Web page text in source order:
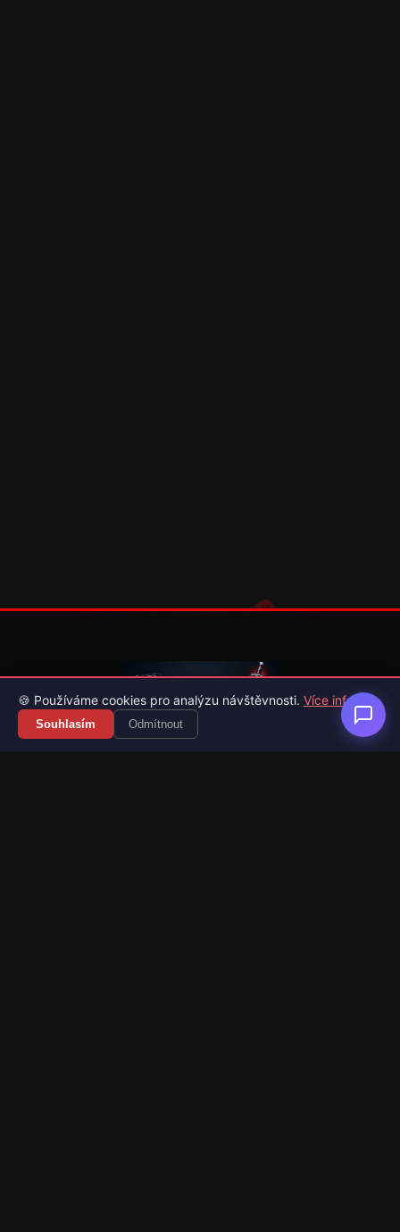
Váš průvodce světem videoher. Novinky, recenze a česko-
slovenské překlady her.
🍪 Používáme cookies pro analýzu návštěvnosti. Více info
Souhlasím Odmítnout